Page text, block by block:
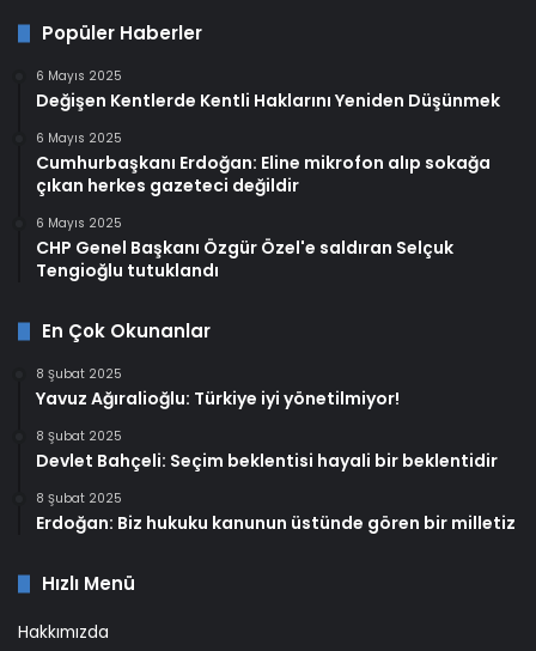
Popüler Haberler
6 Mayıs 2025
Değişen Kentlerde Kentli Haklarını Yeniden Düşünmek
6 Mayıs 2025
Cumhurbaşkanı Erdoğan: Eline mikrofon alıp sokağa
çıkan herkes gazeteci değildir
6 Mayıs 2025
CHP Genel Başkanı Özgür Özel'e saldıran Selçuk
Tengioğlu tutuklandı
En Çok Okunanlar
8 Şubat 2025
Yavuz Ağıralioğlu: Türkiye iyi yönetilmiyor!
8 Şubat 2025
Devlet Bahçeli: Seçim beklentisi hayali bir beklentidir
8 Şubat 2025
Erdoğan: Biz hukuku kanunun üstünde gören bir milletiz
Hızlı Menü
Hakkımızda